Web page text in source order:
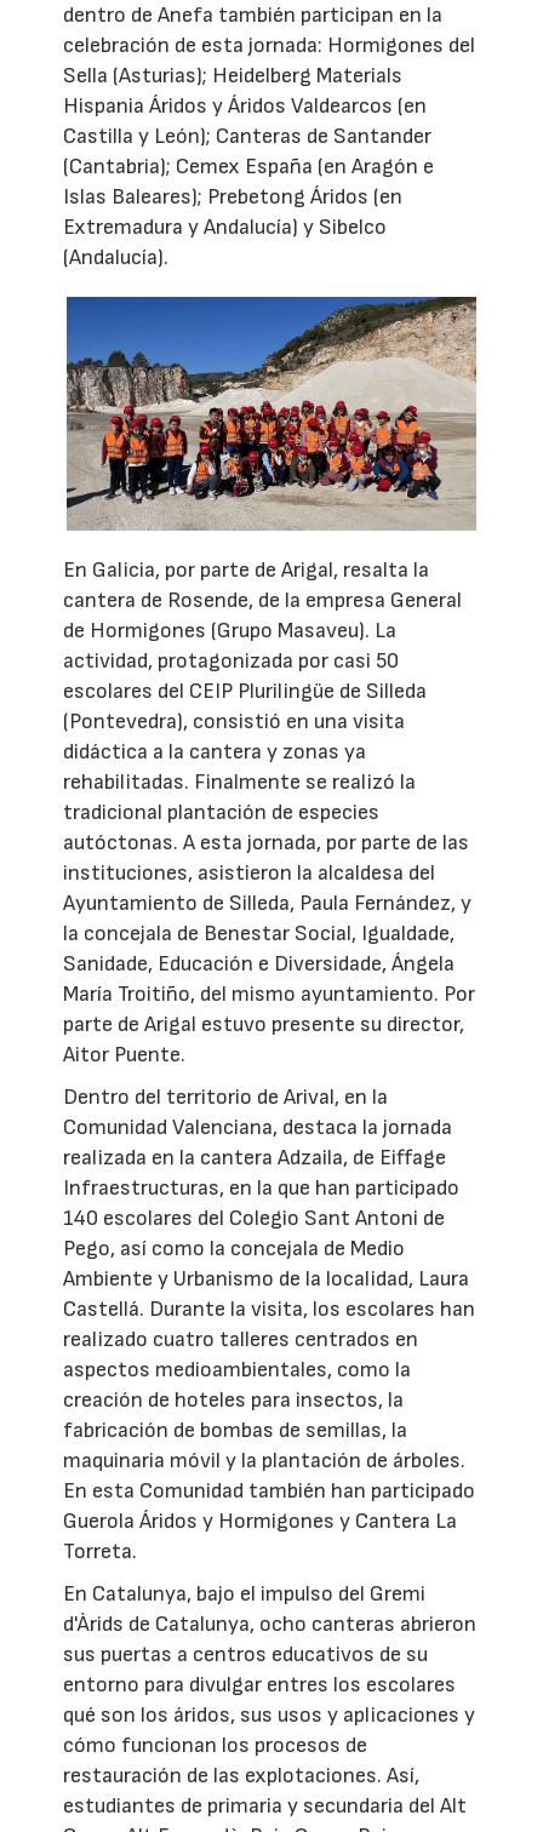
dentro de Anefa también participan en la
celebración de esta jornada: Hormigones del
Sella (Asturias); Heidelberg Materials
Hispania Áridos y Áridos Valdearcos (en
Castilla y León); Canteras de Santander
(Cantabria); Cemex España (en Aragón e
Islas Baleares); Prebetong Áridos (en
Extremadura y Andalucía) y Sibelco
(Andalucía).
En Galicia, por parte de Arigal, resalta la
cantera de Rosende, de la empresa General
de Hormigones (Grupo Masaveu). La
actividad, protagonizada por casi 50
escolares del CEIP Plurilingüe de Silleda
(Pontevedra), consistió en una visita
didáctica a la cantera y zonas ya
rehabilitadas. Finalmente se realizó la
tradicional plantación de especies
autóctonas. A esta jornada, por parte de las
instituciones, asistieron la alcaldesa del
Ayuntamiento de Silleda, Paula Fernández, y
la concejala de Benestar Social, Igualdade,
Sanidade, Educación e Diversidade, Ángela
María Troitiño, del mismo ayuntamiento. Por
parte de Arigal estuvo presente su director,
Aitor Puente.
Dentro del territorio de Arival, en la
Comunidad Valenciana, destaca la jornada
realizada en la cantera Adzaila, de Eiffage
Infraestructuras, en la que han participado
140 escolares del Colegio Sant Antoni de
Pego, así como la concejala de Medio
Ambiente y Urbanismo de la localidad, Laura
Castellá. Durante la visita, los escolares han
realizado cuatro talleres centrados en
aspectos medioambientales, como la
creación de hoteles para insectos, la
fabricación de bombas de semillas, la
maquinaria móvil y la plantación de árboles.
En esta Comunidad también han participado
Guerola Áridos y Hormigones y Cantera La
Torreta.
En Catalunya, bajo el impulso del Gremi
d'Àrids de Catalunya, ocho canteras abrieron
sus puertas a centros educativos de su
entorno para divulgar entres los escolares
qué son los áridos, sus usos y aplicaciones y
cómo funcionan los procesos de
restauración de las explotaciones. Así,
estudiantes de primaria y secundaria del Alt